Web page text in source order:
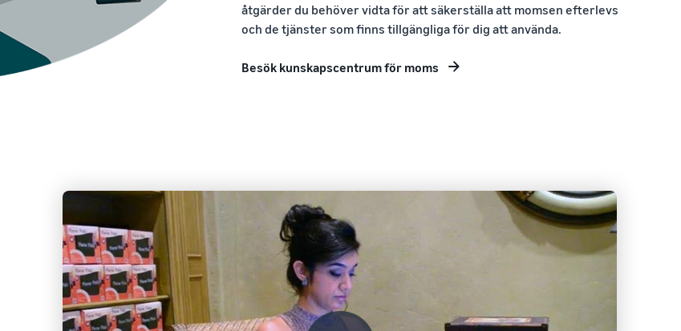
åtgärder du behöver vidta för att säkerställa att momsen efterlevs
och de tjänster som finns tillgängliga för dig att använda.
Besök kunskapscentrum för moms